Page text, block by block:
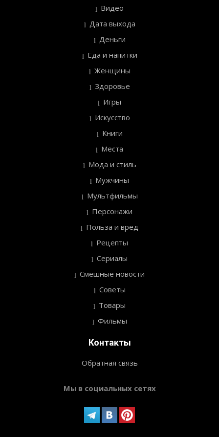
Видео
Дата выхода
Деньги
Еда и напитки
Женщины
Здоровье
Игры
Искусство
Книги
Места
Мода и стиль
Мужчины
Мультфильмы
Персонажи
Польза и вред
Рецепты
Сериалы
Смешные новости
Советы
Товары
Фильмы
Контакты
Обратная связь
Мы в социальных сетях